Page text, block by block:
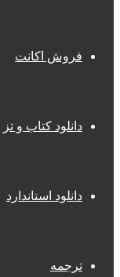
فروش اکانت
دانلود کتاب و تز
دانلود استاندارد
ترجمه